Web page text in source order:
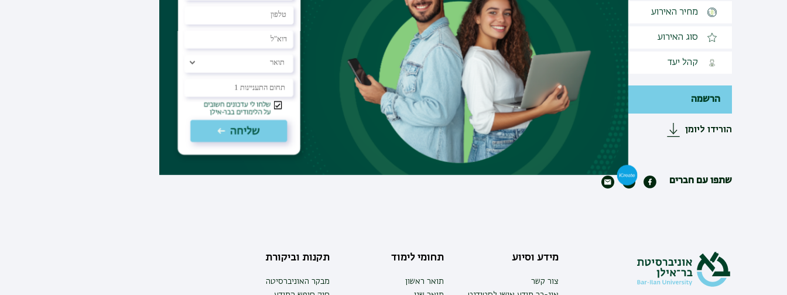
מחיר האירוע
סוג האירוע
קהל יעד פתוח לקהל הרחב
הרשמה
הורידו ליומן
שתפו עם חברים
מידע וסיוע
צור קשר
תחומי לימוד
תואר ראשון
תקנות וביקורת
מבקר האוניברסיטה